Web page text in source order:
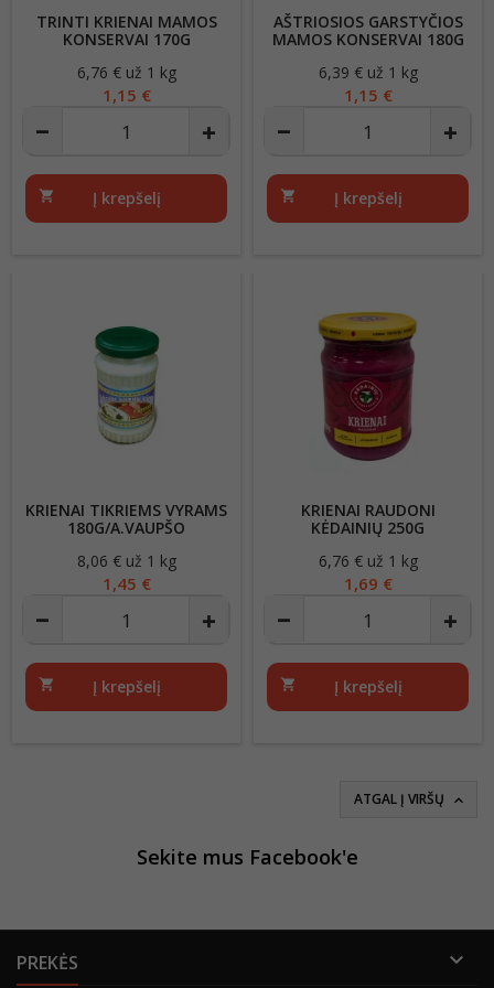
TRINTI KRIENAI MAMOS
KONSERVAI 170G
Kaina
6,76 € už 1 kg
1,15 €
shopping_cart Į krepšelį
AŠTRIOSIOS GARSTYČIOS
MAMOS KONSERVAI 180G
Kaina
6,39 € už 1 kg
1,15 €
shopping_cart Į krepšelį
KRIENAI TIKRIEMS VYRAMS
180G/A.VAUPŠO
Kaina
8,06 € už 1 kg
1,45 €
shopping_cart Į krepšelį
KRIENAI RAUDONI
KĖDAINIŲ 250G
Kaina
6,76 € už 1 kg
1,69 €
shopping_cart Į krepšelį
ATGAL Į VIRŠŲ 
Sekite mus Facebook'e
PREKĖS 